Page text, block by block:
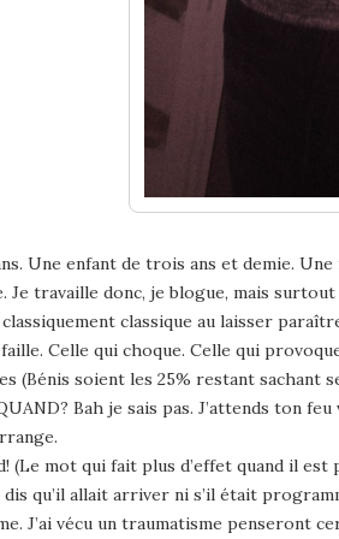
Une enfant de trois ans et demie.
Je travaille donc, je blogue, mais
classique au laisser
Celle qui choque. Celle qui
(Bénis soient les 25% restant sachant
Bah je sais pas. J’attends ton
(Le mot qui fait plus d’effet quand il est
dis qu’il allait arriver ni s’il était
J’ai vécu un traumatisme penseront